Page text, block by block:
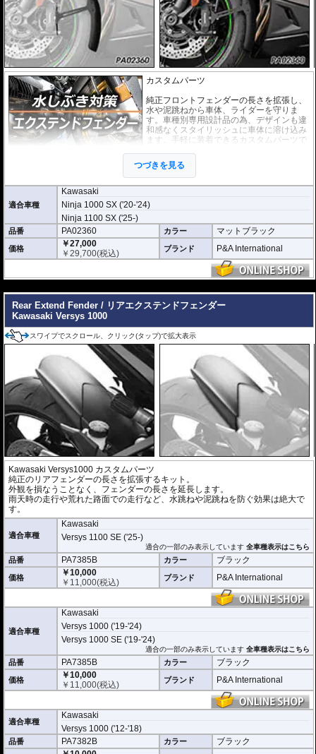
カスタムパーツ
純正フロントフェンダーの長さを拡張し、
水や泥跳ねから車体、ライダーを守りま
す。車種別専用設計品の為、デザインも違
和感なくスタイリッシュに車体に溶け込み
ます。手軽に装着できるカスタムパーツで
このエクストラシリーズは標準のエクステ
ンダーフェンダーシリーズよりも大幅に長
くなっており、その効果を最大限発揮します。また付属のブラケットを使用す
ることで、ハードな走りでもフェンダーの振動を抑えます。
どのような効果があるパーツですか？
純正フロントフェンダーの長さを拡張し、水や泥跳ねから車体、ライダーを強
力に守ります。
標準モデルとの違いは何ですか？
エクストラシリーズは標準のエクステンダーフェンダーよりも大幅に長く設計
されており、保護効果を最大限発揮します。付属のブラケットによりハードな
つづきを見る
適合車種
Kawasaki
Ninja 1000 SX ('20-'24)
Ninja 1100 SX ('25-)
品番 PA02360 カラー マットブラック
価格
￥27,000
￥29,700(税込) ブランド P&A International
Rear Extend Fender / リアエクステンドフェンダー
Kawasaki Versys 1000
スワイプでスクロール、クリック(タップ)で拡大表示
Kawasaki Versys1000 カスタムパーツ
純正のリアフェンダーの長さを拡張するキット。
外観を損なうことなく、フェンダーの長さを延長します。
雨天時の走行や荒れた路面での走行など、水跳ねや泥跳ねを防ぐ効果は絶大で
す。
適合車種
Kawasaki
Versys 1100 SE ('25-)
適合の一部のみ表示しています全車種表示はこちら
品番 PA7385B カラー ブラック
価格
￥10,000
￥ 11,000(税込) ブランド P&A International
適合車種
Kawasaki
Versys 1000 ('19-'24)
Versys 1000 SE ('19-'24)
適合の一部のみ表示しています全車種表示はこちら
品番 PA7385B カラー ブラック
価格
￥10,000
￥ 11,000(税込) ブランド P&A International
適合車種
Kawasaki
Versys 1000 ('12-'18)
品番 PA7382B カラー
ブラック